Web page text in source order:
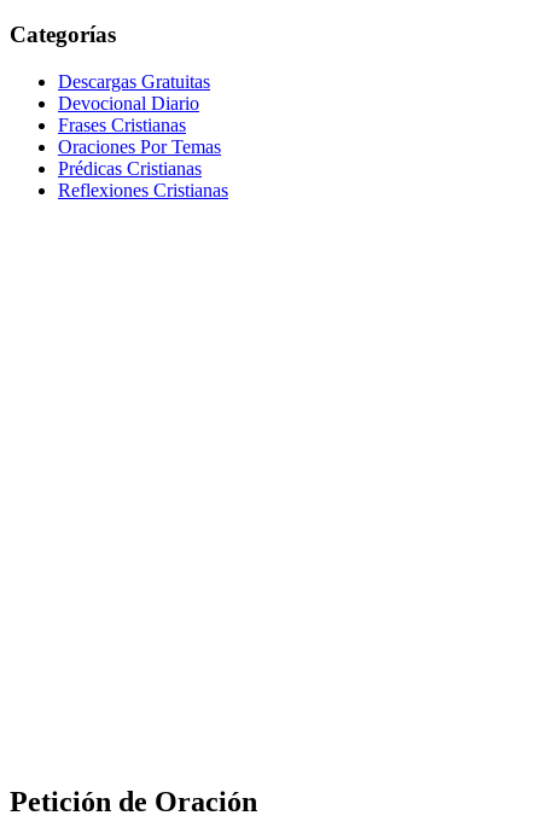
Categorías
Descargas Gratuitas
Devocional Diario
Frases Cristianas
Oraciones Por Temas
Prédicas Cristianas
Reflexiones Cristianas
Petición de Oración